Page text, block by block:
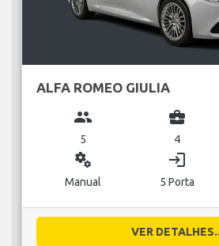
ALFA ROMEO GIULIA
group
5
business_center
4
miscellaneous_services
Manual
login
5 Porta
VER